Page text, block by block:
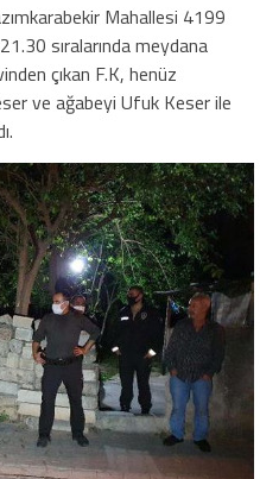
Mahallesi 4199
sıralarında meydana
çıkan F.K, henüz
ve ağabeyi Ufuk Keser ile